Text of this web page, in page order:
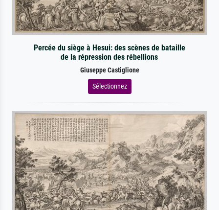
Percée du siège à Hesui: des scènes de bataille
de la répression des rébellions
Giuseppe Castiglione
Sélectionnez